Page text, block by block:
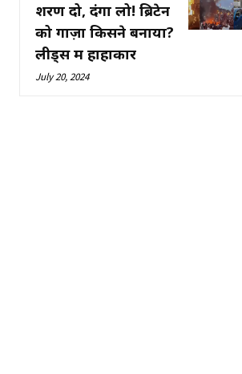
शरण दो, दंगा लो! ब्रिटेन
को गाज़ा किसने बनाया?
लीड्स में हाहाकार
July 20, 2024